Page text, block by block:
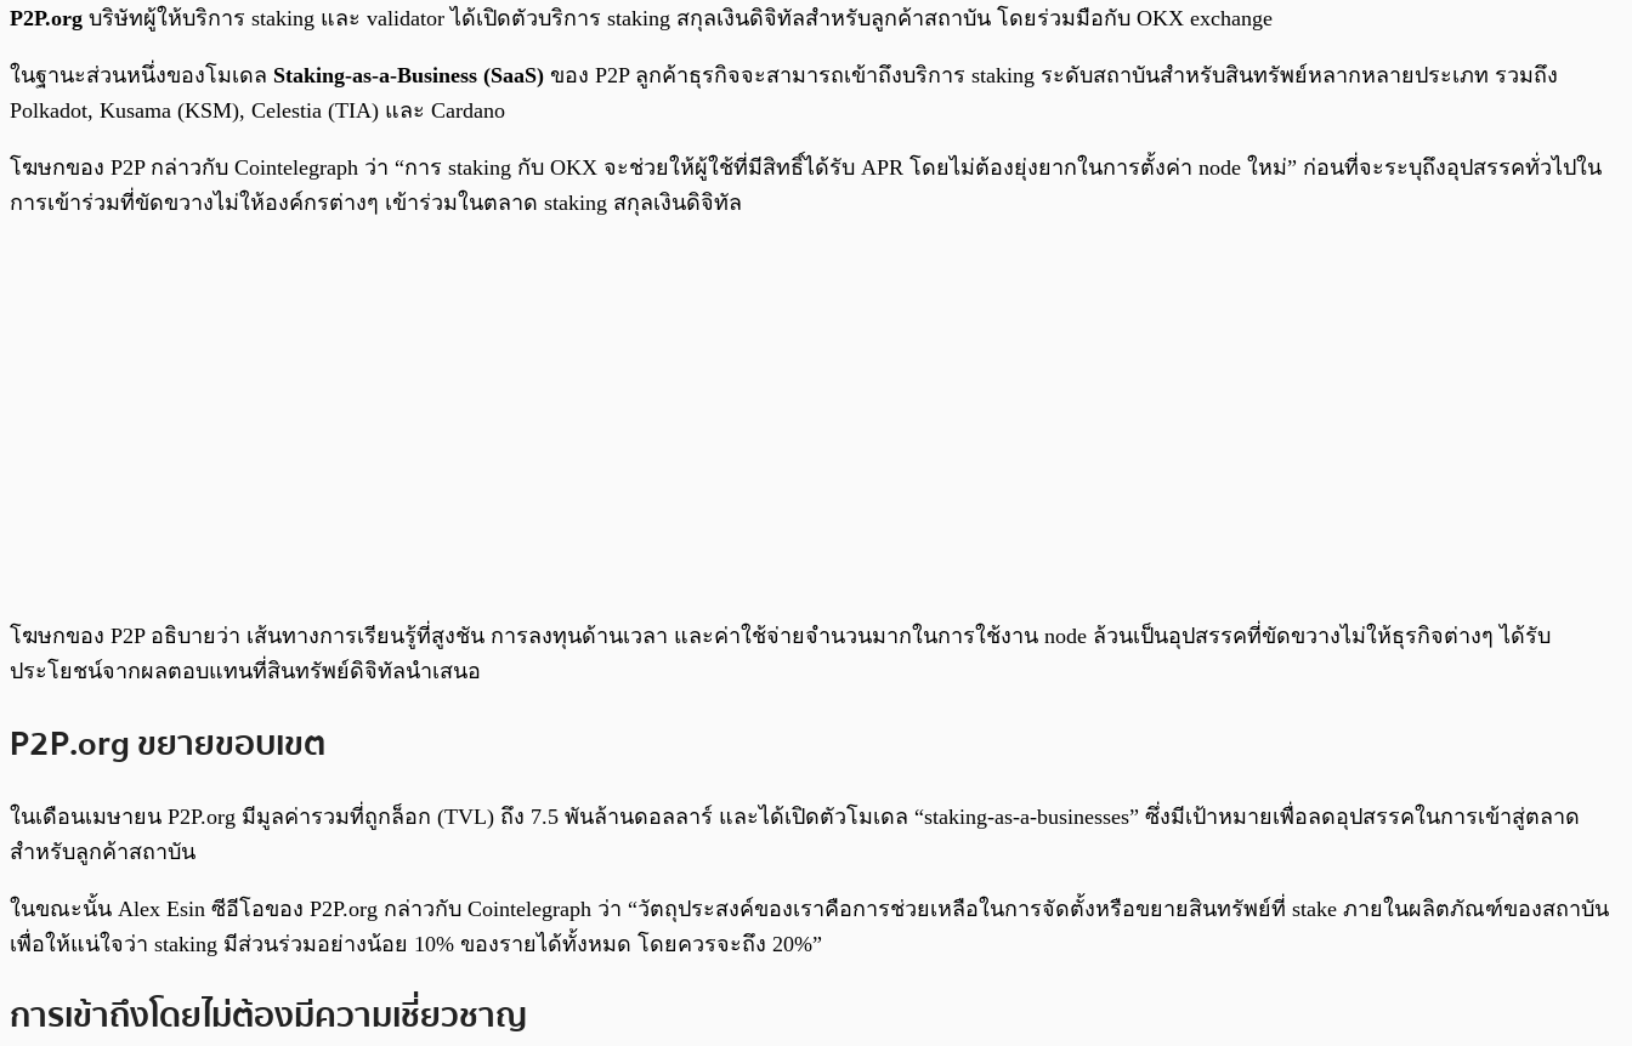
พร้อมเล่น
P2P.org บริษัทผู้ให้บริการ staking และ validator ได้เปิดตัวบริการ staking สกุลเงินดิจิทัลสำหรับลูกค้าสถาบัน โดยร่วมมือกับ OKX exchange
ในฐานะส่วนหนึ่งของโมเดล Staking-as-a-Business (SaaS) ของ P2P ลูกค้าธุรกิจจะสามารถเข้าถึงบริการ staking ระดับสถาบันสำหรับสินทรัพย์หลากหลายประเภท รวมถึง
Polkadot, Kusama (KSM), Celestia (TIA) และ Cardano
โฆษกของ P2P กล่าวกับ Cointelegraph ว่า “การ staking กับ OKX จะช่วยให้ผู้ใช้ที่มีสิทธิ์ได้รับ APR โดยไม่ต้องยุ่งยากในการตั้งค่า node ใหม่” ก่อนที่จะระบุถึงอุปสรรคทั่วไปใน
การเข้าร่วมที่ขัดขวางไม่ให้องค์กรต่างๆ เข้าร่วมในตลาด staking สกุลเงินดิจิทัล
โฆษกของ P2P อธิบายว่า เส้นทางการเรียนรู้ที่สูงชัน การลงทุนด้านเวลา และค่าใช้จ่ายจำนวนมากในการใช้งาน node ล้วนเป็นอุปสรรคที่ขัดขวางไม่ให้ธุรกิจต่างๆ ได้รับ
ประโยชน์จากผลตอบแทนที่สินทรัพย์ดิจิทัลนำเสนอ
P2P.org ขยายขอบเขต
ในเดือนเมษายน P2P.org มีมูลค่ารวมที่ถูกล็อก (TVL) ถึง 7.5 พันล้านดอลลาร์ และได้เปิดตัวโมเดล “staking-as-a-businesses” ซึ่งมีเป้าหมายเพื่อลดอุปสรรคในการเข้าสู่ตลาด
สำหรับลูกค้าสถาบัน
ในขณะนั้น Alex Esin ซีอีโอของ P2P.org กล่าวกับ Cointelegraph ว่า “วัตถุประสงค์ของเราคือการช่วยเหลือในการจัดตั้งหรือขยายสินทรัพย์ที่ stake ภายในผลิตภัณฑ์ของสถาบัน
เพื่อให้แน่ใจว่า staking มีส่วนร่วมอย่างน้อย 10% ของรายได้ทั้งหมด โดยควรจะถึง 20%”
การเข้าถึงโดยไม่ต้องมีความเชี่ยวชาญ